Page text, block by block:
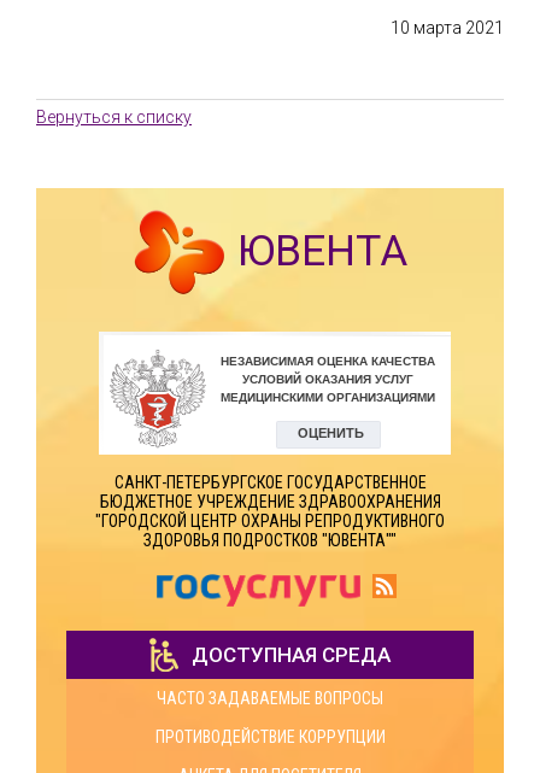
10 марта 2021
Вернуться к списку
ЮВЕНТА
САНКТ-ПЕТЕРБУРГСКОЕ ГОСУДАРСТВЕННОЕ
БЮДЖЕТНОЕ УЧРЕЖДЕНИЕ ЗДРАВООХРАНЕНИЯ
"ГОРОДСКОЙ ЦЕНТР ОХРАНЫ РЕПРОДУКТИВНОГО
ЗДОРОВЬЯ ПОДРОСТКОВ "ЮВЕНТА""
ДОСТУПНАЯ СРЕДА
ЧАСТО ЗАДАВАЕМЫЕ ВОПРОСЫ
ПРОТИВОДЕЙСТВИЕ КОРРУПЦИИ